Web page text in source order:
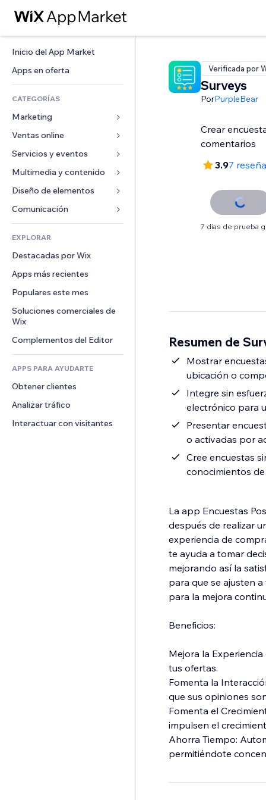
Inicio del App Market
Apps en oferta
CATEGORÍAS
Marketing
Anuncios
Móvil
Analíticas
Anuncios del sitio
Email
Ventas online
Apps para tiendas
Envíos y entregas
Botones de venta
Contabilidad
Cupones y fidelización
Almacenamiento de mercancía
Crowdfunding
Alimentos y bebidas
Servicios y eventos
Hoteles
Eventos
Restaurantes
Inmobiliarias
Reservas
Multimedia y contenido
Galerías
Música
Pódcast
Fotografía
Video
PDF
Compartir archivos
Noticias
Servicios de contenido
Efectos de texto
Diseño de elementos
Mapas y navegación
Privacidad y seguridad
Reloj
Plantillas para páginas
Efectos de imágenes
Botones y menús
Banners e insignias
Calculadoras
Buscar
Formularios
Encuestas
Chat
Comentarios
Teléfono
Comunidad
Reseñas y testimonios
EXPLORAR
Destacadas por Wix
Apps más recientes
Populares este mes
Soluciones comerciales de
Wix
Complementos del Editor
APPS PARA AYUDARTE
Obtener clientes
Analizar tráfico
Interactuar con visitantes
Verificada por
Surveys
PorPurpleBear
Crear
comentarios
3.97
7 días de prueba
Resumen de
Mostrar
ubicación o
Integre sin
electrónico para
Presentar
o activadas por
Cree encuestas
conocimientos
La app Encuestas
después de realizar
experiencia de
te ayuda a tomar
mejorando así la
para que se ajusten
para la mejora
Beneficios:
Mejora la
tus ofertas.
Fomenta la
que sus opiniones
Fomenta el
impulsen el
Ahorra Tiempo:
permitiéndote